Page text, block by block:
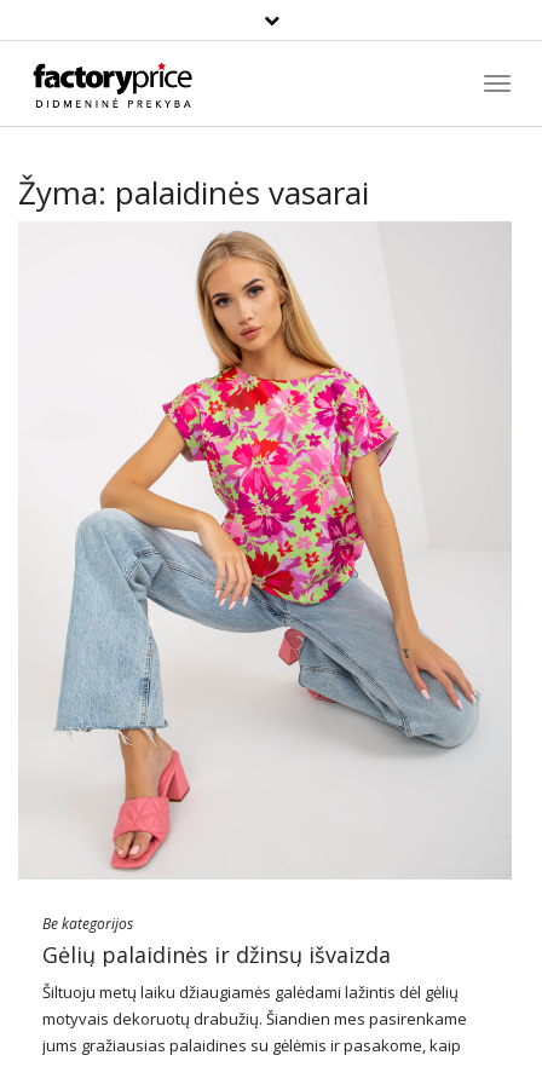
Paieška
Žyma: palaidinės vasarai
Be kategorijos
Gėlių palaidinės ir džinsų išvaizda
Šiltuoju metų laiku džiaugiamės galėdami lažintis dėl gėlių
motyvais dekoruotų drabužių. Šiandien mes pasirenkame
jums gražiausias palaidines su gėlėmis ir pasakome, kaip